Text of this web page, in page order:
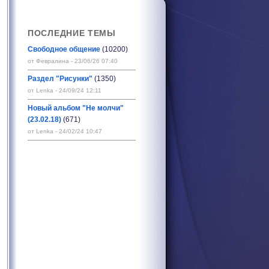
ПОСЛЕДНИЕ ТЕМЫ
Свободное общение (10200)
от Февралина - 23/06/26 07:40
Раздел "Рисунки" (1350)
от Lenka - 24/09/24 12:11
Новый альбом "Не молчи"
(23.02.18) (671)
от Lenka - 24/02/24 10:47